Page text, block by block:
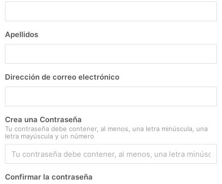
Apellidos
Dirección de correo electrónico
Crea una Contraseña
Tu contraseña debe contener, al menos, una letra minúscula, una
letra mayúscula y un número
Confirmar la contraseña